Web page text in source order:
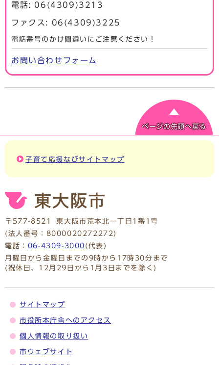
電話: 06(4309)3213
ファクス: 06(4309)3225
電話番号のかけ間違いにご注意ください！
お問い合わせフォーム
ページの先頭へ戻る
子育て応援なびサイトマップ
〒577-8521
東大阪市荒本北一丁目1番1号
(法人番号：8000020272272)
電話： 06-4309-3000 (代表)
月曜日から金曜日までの9時から17時30分まで
(祝休日、12月29日から1月3日までを除く)
サイトマップ
市役所本庁舎へのアクセス
個人情報の取り扱い
市ウェブサイト